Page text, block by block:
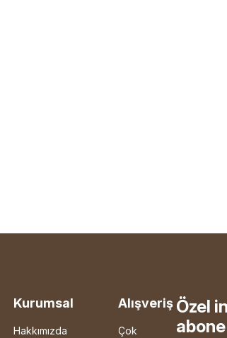
Kurumsal
Hakkımızda
Alışveriş
Çok
Özel